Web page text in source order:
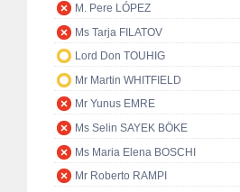
M. Pere LÓPEZ
Ms Tarja FILATOV
Lord Don TOUHIG
Mr Martin WHITFIELD
Mr Yunus EMRE
Ms Selin SAYEK BÖKE
Ms Maria Elena BOSCHI
Mr Roberto RAMPI